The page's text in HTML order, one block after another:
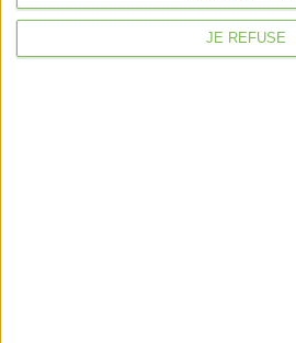
JE REFUSE
Déclaration Impôt sur le Revenu